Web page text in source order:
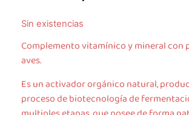
Sin existencias
Complemento vitamínico y mineral con
aves.
Es un activador orgánico natural,
proceso de biotecnología de